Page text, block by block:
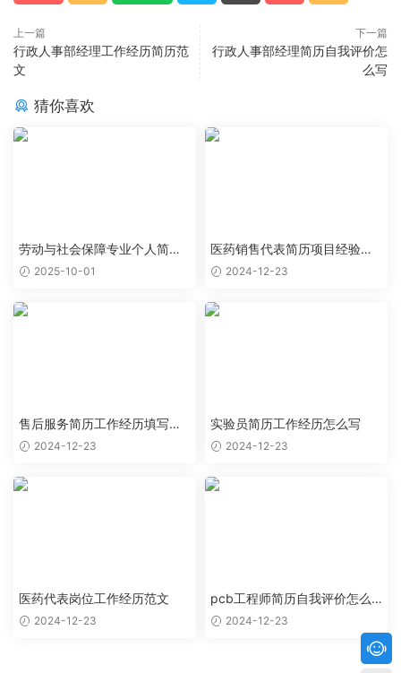
上一篇
行政人事部经理工作经历简历范
文
下一篇
行政人事部经理简历自我评价怎
么写
猜你喜欢
劳动与社会保障专业个人简历
范文2025-10-01
医药销售代表简历项目经验怎
么写2024-12-23
售后服务简历工作经历填写样
本 2024-12-23
实验员简历工作经历怎么写
2024-12-23
医药代表岗位工作经历范文
2024-12-23
pcb工程师简历自我评价怎么
写 2024-12-23